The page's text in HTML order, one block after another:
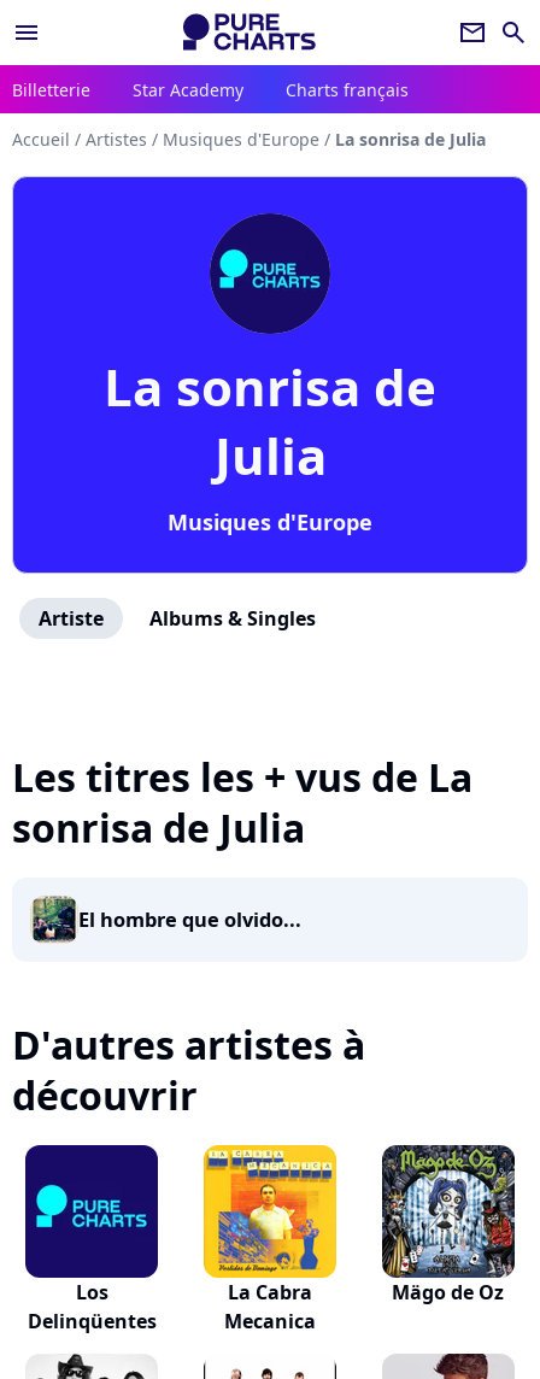
menu newsletter search
Billetterie Star Academy Charts français
Accueil / Artistes / Musiques d'Europe / La sonrisa de Julia
La sonrisa de
Julia
Musiques d'Europe
Artiste Albums & Singles
Les titres les + vus de La
sonrisa de Julia
El hombre que olvido...
D'autres artistes à
découvrir
Los
Delinqüentes
La Cabra
Mecanica
Mägo de Oz